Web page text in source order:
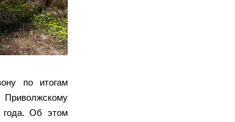
по итогам
года. Об этом